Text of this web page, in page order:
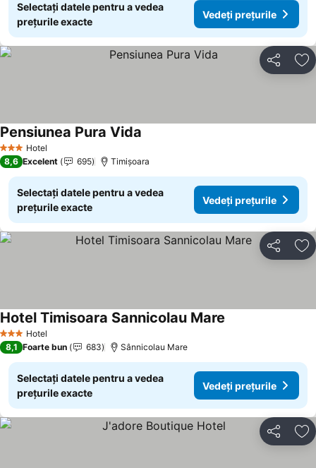
Selectați datele pentru a vedea
prețurile exacte
Vedeți prețurile
Distribuiți
3 SteleHotel
Pensiunea Pura Vida
8,6 Excelent 695 Timișoara
Selectați datele pentru a vedea
prețurile exacte
Vedeți prețurile
Distribuiți
3 SteleHotel
Hotel Timisoara Sannicolau Mare
8,1 Foarte bun 683 Sânnicolau Mare
Selectați datele pentru a vedea
prețurile exacte
Vedeți prețurile
Distribuiți